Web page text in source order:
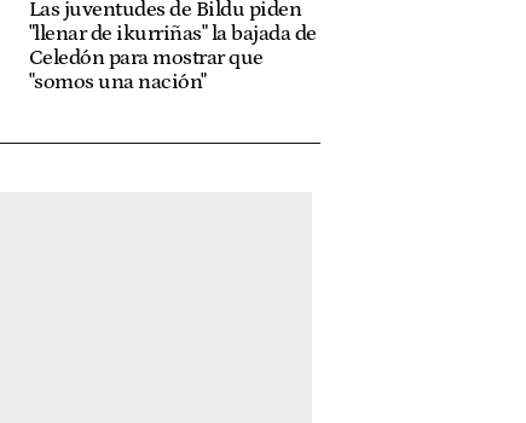
Las juventudes de Bildu piden
"llenar de ikurriñas" la bajada de
Celedón para mostrar que
"somos una nación"